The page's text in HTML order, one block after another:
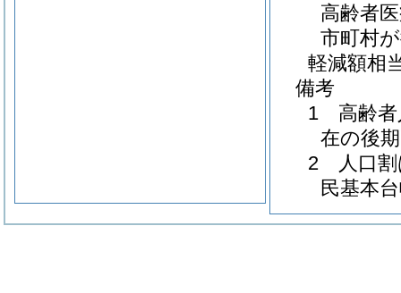
高齢者
市町村
軽減額相
備考
1 高齢者
在の後
2 人口割
民基本